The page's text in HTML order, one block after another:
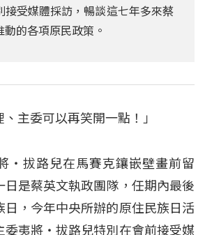
接受媒體採訪，暢談這七年多來蔡
動的各項原民政策。
主委可以再笑開一點！」
‧拔路兒在馬賽克鑲嵌壁畫前留
日是蔡英文執政團隊，任期內最後
日，今年中央所辦的原住民族日活
委夷將‧拔路兒特別在會前接受媒